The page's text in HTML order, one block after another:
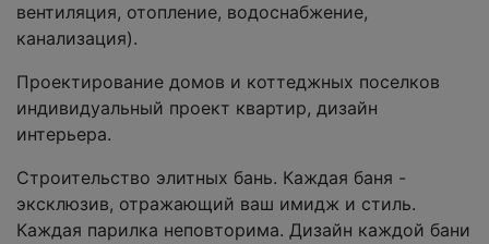
вентиляция, отопление, водоснабжение,
канализация).
Проектирование домов и коттеджных поселков
индивидуальный проект квартир, дизайн
интерьера.
Строительство элитных бань. Каждая баня -
эксклюзив, отражающий ваш имидж и стиль.
Каждая парилка неповторима. Дизайн каждой бани